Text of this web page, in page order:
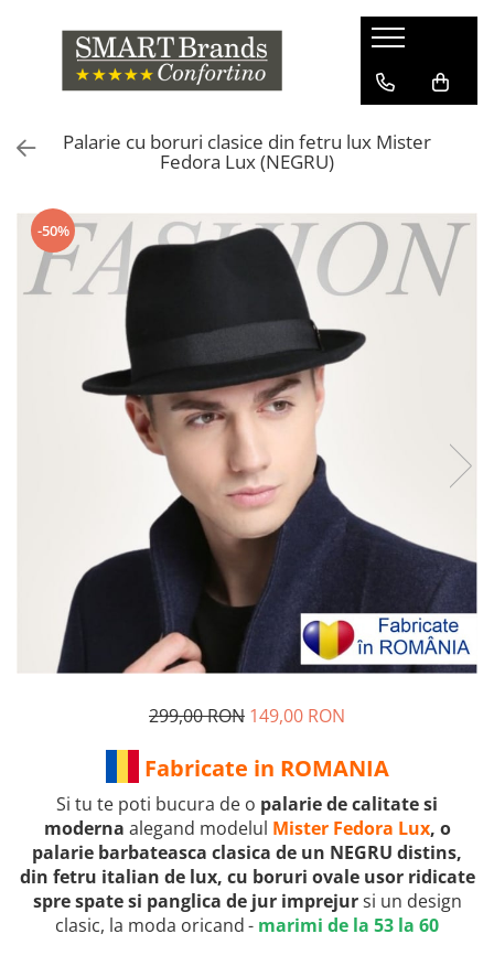
Palarie cu boruri clasice din fetru lux Mister
Fedora Lux (NEGRU)
-50%
299,00 RON 149,00 RON
Fabricate in ROMANIA
Si tu te poti bucura de o palarie de calitate si
moderna alegand modelul Mister Fedora Lux, o
palarie barbateasca clasica de un NEGRU distins,
din fetru italian de lux, cu boruri ovale usor ridicate
spre spate si panglica de jur imprejursi un design
clasic, la moda oricand- marimi de la 53 la 60